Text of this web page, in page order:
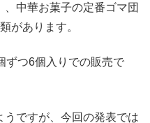
中華お菓子の定番ゴマ団
があります。
ずつ6個入りでの販売で
うですが、今回の発表では